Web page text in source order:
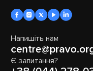
Напишіть нам
Є запитання?